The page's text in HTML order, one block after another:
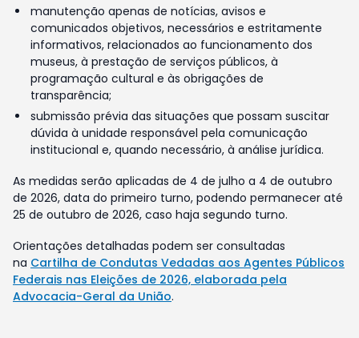
manutenção apenas de notícias, avisos e
comunicados objetivos, necessários e estritamente
informativos, relacionados ao funcionamento dos
museus, à prestação de serviços públicos, à
programação cultural e às obrigações de
transparência;
submissão prévia das situações que possam suscitar
dúvida à unidade responsável pela comunicação
institucional e, quando necessário, à análise jurídica.
As medidas serão aplicadas de 4 de julho a 4 de outubro
de 2026, data do primeiro turno, podendo permanecer até
25 de outubro de 2026, caso haja segundo turno.
Orientações detalhadas podem ser consultadas
na Cartilha de Condutas Vedadas aos Agentes Públicos
Federais nas Eleições de 2026, elaborada pela
Advocacia-Geral da União.